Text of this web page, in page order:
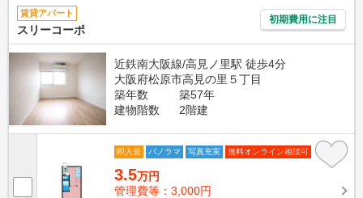
賃貸アパート
スリーコーポ
初期費用に注目
近鉄南大阪線/高見ノ里駅 徒歩4分
大阪府松原市高見の里５丁目
築年数
築57年
建物階数
2階建
即入居 パノラマ 写真充実 無料オンライン相談可
3.5万円
管理費等：3,000円